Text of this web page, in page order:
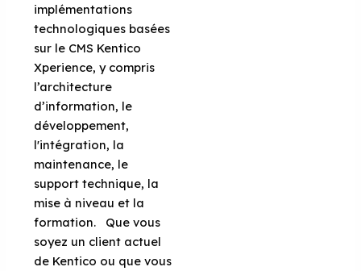
implémentations
technologiques basées
sur le CMS Kentico
Xperience, y compris
l’architecture
d’information, le
développement,
l'intégration, la
maintenance, le
support technique, la
mise à niveau et la
formation. Que vous
soyez un client actuel
de Kentico ou que vous